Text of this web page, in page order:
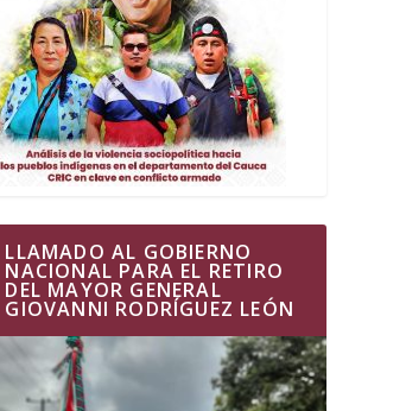
LLAMADO AL GOBIERNO
NACIONAL PARA EL RETIRO
DEL MAYOR GENERAL
GIOVANNI RODRÍGUEZ LEÓN